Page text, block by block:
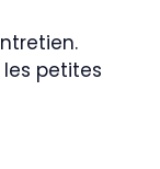
petites